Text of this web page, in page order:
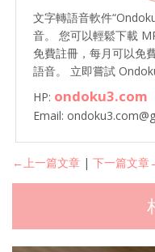
文字轉語音軟件
音。 您可以輕鬆下載
免費註冊，每月可以免
語音。 立即嘗試
HP: ondoku3.com
Email:
←上一篇文章 | 下一篇文章